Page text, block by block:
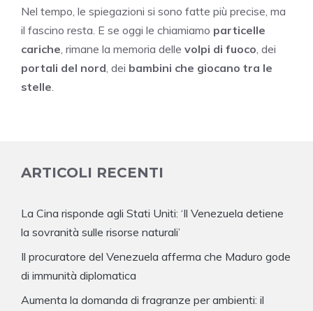
Nel tempo, le spiegazioni si sono fatte più precise, ma
il fascino resta. E se oggi le chiamiamo particelle
cariche, rimane la memoria delle volpi di fuoco, dei
portali del nord, dei bambini che giocano tra le
stelle.
ARTICOLI RECENTI
La Cina risponde agli Stati Uniti: ‘Il Venezuela detiene
la sovranità sulle risorse naturali’
Il procuratore del Venezuela afferma che Maduro gode
di immunità diplomatica
Aumenta la domanda di fragranze per ambienti: il